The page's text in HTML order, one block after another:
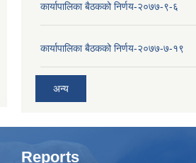
कार्यापालिका बैठकको निर्णय-२०७७-९-६
कार्यापालिका बैठकको निर्णय-२०७७-७-१९
अन्य
Reports